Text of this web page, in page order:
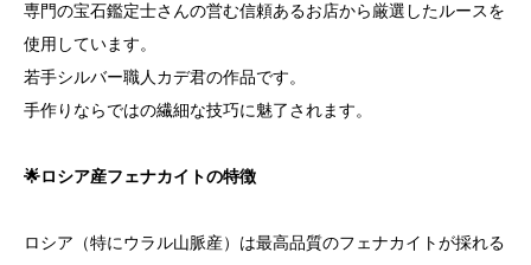
専門の宝石鑑定士さんの営む信頼あるお店から厳選したルースを
使用しています。
若手シルバー職人カデ君の作品です。
手作りならではの繊細な技巧に魅了されます。
🌟ロシア産フェナカイトの特徴
ロシア（特にウラル山脈産）は最高品質のフェナカイトが採れる